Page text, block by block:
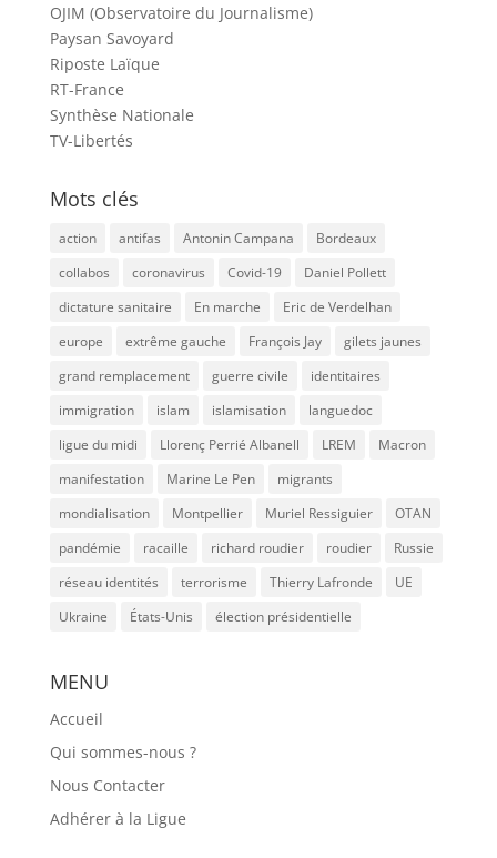
OJIM (Observatoire du Journalisme)
Paysan Savoyard
Riposte Laïque
RT-France
Synthèse Nationale
TV-Libertés
Mots clés
action antifas Antonin Campana
Bordeaux
collabos
coronavirus Covid-19
Daniel Pollett
dictature sanitaire
En marche
Eric de Verdelhan
europe
extrême gauche François Jay
gilets jaunes
grand remplacement
guerre civile
identitaires
immigration
islam islamisation
languedoc
ligue du midi
Llorenç Perrié Albanell LREM
Macron
manifestation
Marine Le Pen
migrants
mondialisation
Montpellier Muriel Ressiguier
OTAN
pandémie
racaille richard roudier roudier
Russie
réseau identités
terrorisme Thierry Lafronde
UE
Ukraine
États-Unis élection présidentielle
MENU
Accueil
Qui sommes-nous ?
Nous Contacter
Adhérer à la Ligue